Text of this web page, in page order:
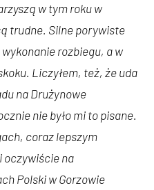
w tym roku w
trudne. Silne porywiste
rozbiegu, a w
Liczyłem, też, że uda
na Drużynowe
nie było mi to pisane.
coraz lepszym
oczywiście na
Polski w Gorzowie